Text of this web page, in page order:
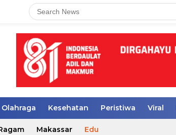
Olahraga Kesehatan Peristiwa Viral
Makassar Edu